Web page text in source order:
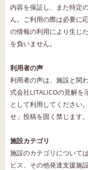
内容を保証し、また特定
ん。ご利用の際は必要に
の情報の利用により生じ
を負いません。
利用者の声
利用者の声は、施設と関
式会社LITALICOの見解を
として利用してください
せ」投稿を固く禁じます
施設カテゴリ
施設のカテゴリについて
ビス、その他発達支援施